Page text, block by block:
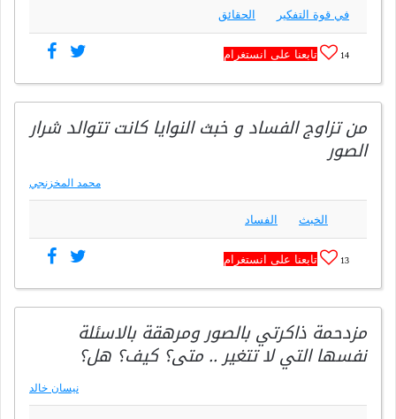
في قوة التفكير الحقائق
14 تابعنا على انستغرام
من تزاوج الفساد و خبث النوايا كانت تتوالد شرار
الصور
محمد المخزنجي
الخبث الفساد
13 تابعنا على انستغرام
مزدحمة ذاكرتي بالصور ومرهقة بالاسئلة
نفسها التي لا تتغير .. متى؟ كيف؟ هل؟
نيسان خالد